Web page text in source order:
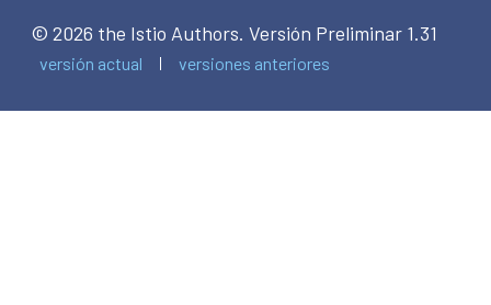
© 2026 the Istio Authors. Versión Preliminar 1.31
versión actual versiones anteriores